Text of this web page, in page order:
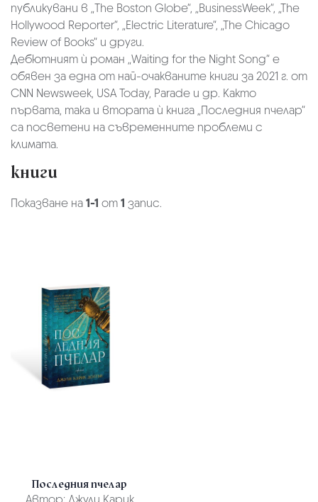
публикувани в „The Boston Globe“, „BusinessWeek“, „The
Hollywood Reporter“, „Electric Literature“, „The Chicago
Review of Books“ и други.
Дебютният ѝ роман „Waiting for the Night Song“ е
обявен за една от най-очакваните книги за 2021 г. от
CNN Newsweek, USA Today, Parade и др. Както
първата, така и втората ѝ книга „Последния пчелар“
са посветени на съвременните проблеми с
климата.
книги
Показване на1-1 от1 запис.
Последния пчелар